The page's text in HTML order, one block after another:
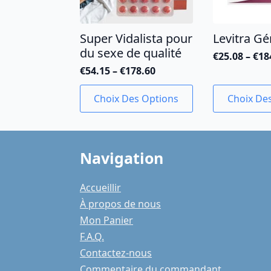
Super Vidalista pour
du sexe de qualité
€54.15–€178.60
Plage
de
prix :
€54.15
€178.60
Choix Des Options
Ce
produit
a
plusieurs
Les
peuvent
être
choisies
sur
la
page
du
Levitra
€25.08–€
Plage
prix :
€25.08
Choix
Ce
produit
a
plusieurs
du
Navigation
Accueillir
À propos de nous
Mon Panier
F.A.Q.
Contactez-nous